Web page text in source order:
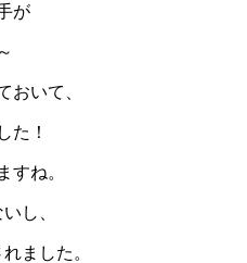
が
おいて、
た！
すね。
し、
ました。